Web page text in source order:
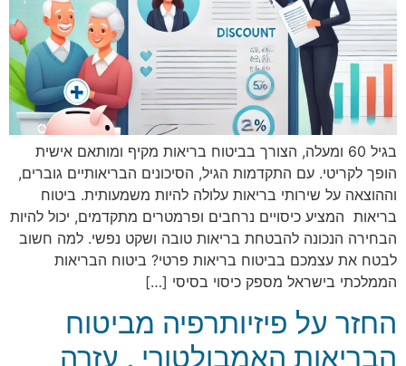
בגיל 60 ומעלה, הצורך בביטוח בריאות מקיף ומותאם אישית
הופך לקריטי. עם התקדמות הגיל, הסיכונים הבריאותיים גוברים,
וההוצאה על שירותי בריאות עלולה להיות משמעותית. ביטוח
בריאות המציע כיסויים נרחבים ופרמטרים מתקדמים, יכול להיות
הבחירה הנכונה להבטחת בריאות טובה ושקט נפשי. למה חשוב
לבטח את עצמכם בביטוח בריאות פרטי? ביטוח הבריאות
הממלכתי בישראל מספק כיסוי בסיסי […]
החזר על פיזיותרפיה מביטוח
הבריאות האמבולטורי , עזרה